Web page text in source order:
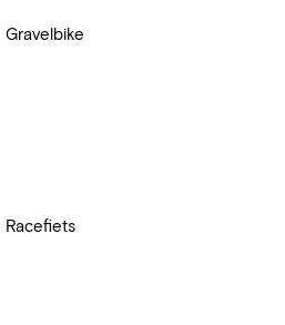
Gravelbike
Racefiets